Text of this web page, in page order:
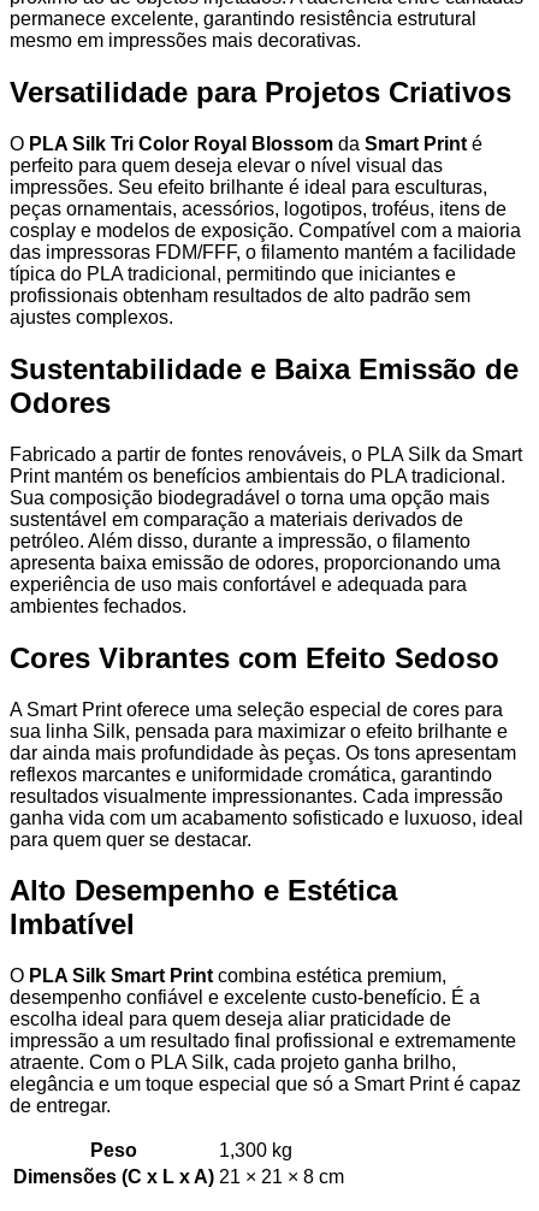
permanece excelente, garantindo resistência estrutural
mesmo em impressões mais decorativas.
Versatilidade para Projetos Criativos
O PLA Silk Tri Color Royal Blossom da Smart Print é
perfeito para quem deseja elevar o nível visual das
impressões. Seu efeito brilhante é ideal para esculturas,
peças ornamentais, acessórios, logotipos, troféus, itens de
cosplay e modelos de exposição. Compatível com a maioria
das impressoras FDM/FFF, o filamento mantém a facilidade
típica do PLA tradicional, permitindo que iniciantes e
profissionais obtenham resultados de alto padrão sem
ajustes complexos.
Sustentabilidade e Baixa Emissão de
Odores
Fabricado a partir de fontes renováveis, o PLA Silk da Smart
Print mantém os benefícios ambientais do PLA tradicional.
Sua composição biodegradável o torna uma opção mais
sustentável em comparação a materiais derivados de
petróleo. Além disso, durante a impressão, o filamento
apresenta baixa emissão de odores, proporcionando uma
experiência de uso mais confortável e adequada para
ambientes fechados.
Cores Vibrantes com Efeito Sedoso
A Smart Print oferece uma seleção especial de cores para
sua linha Silk, pensada para maximizar o efeito brilhante e
dar ainda mais profundidade às peças. Os tons apresentam
reflexos marcantes e uniformidade cromática, garantindo
resultados visualmente impressionantes. Cada impressão
ganha vida com um acabamento sofisticado e luxuoso, ideal
para quem quer se destacar.
Alto Desempenho e Estética
Imbatível
O PLA Silk Smart Print combina estética premium,
desempenho confiável e excelente custo-benefício. É a
escolha ideal para quem deseja aliar praticidade de
impressão a um resultado final profissional e extremamente
atraente. Com o PLA Silk, cada projeto ganha brilho,
elegância e um toque especial que só a Smart Print é capaz
de entregar.
Peso
1,300 kg
Dimensões (C x L x A) 21 × 21 × 8 cm